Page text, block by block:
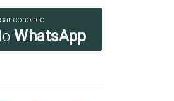
conosco
WhatsApp